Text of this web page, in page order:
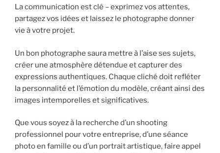
La communication est clé – exprimez vos attentes,
partagez vos idées et laissez le photographe donner
vie à votre projet.
Un bon photographe saura mettre à l’aise ses sujets,
créer une atmosphère détendue et capturer des
expressions authentiques. Chaque cliché doit refléter
la personnalité et l’émotion du modèle, créant ainsi des
images intemporelles et significatives.
Que vous soyez à la recherche d’un shooting
professionnel pour votre entreprise, d’une séance
photo en famille ou d’un portrait artistique, faire appel